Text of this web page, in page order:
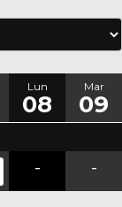
Lun
08
Mar
09
- -